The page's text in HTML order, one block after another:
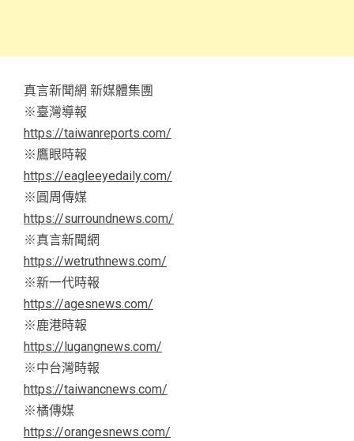
真言新聞網 新媒體集團
※臺灣導報
https://taiwanreports.com/
※鷹眼時報
https://eagleeyedaily.com/
※圓周傳媒
https://surroundnews.com/
※真言新聞網
https://wetruthnews.com/
※新一代時報
https://agesnews.com/
※鹿港時報
https://lugangnews.com/
※中台灣時報
https://taiwancnews.com/
※橘傳媒
https://orangesnews.com/